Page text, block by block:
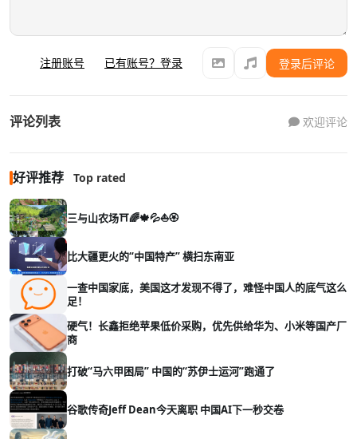
注册账号 已有账号？登录 登录后评论
评论列表 欢迎评论
好评推荐 Top rated
三与山农场⛩️🌈🍁💦⛵🏵️
比大疆更火的“中国特产” 横扫东南亚
一查中国家底，美国这才发现不得了，难怪中国人的底气这么
足！
硬气！长鑫拒绝苹果低价采购，优先供给华为、小米等国产厂
商
打破“马六甲困局” 中国的“苏伊士运河”跑通了
谷歌传奇Jeff Dean今天离职 中国AI下一秒交卷